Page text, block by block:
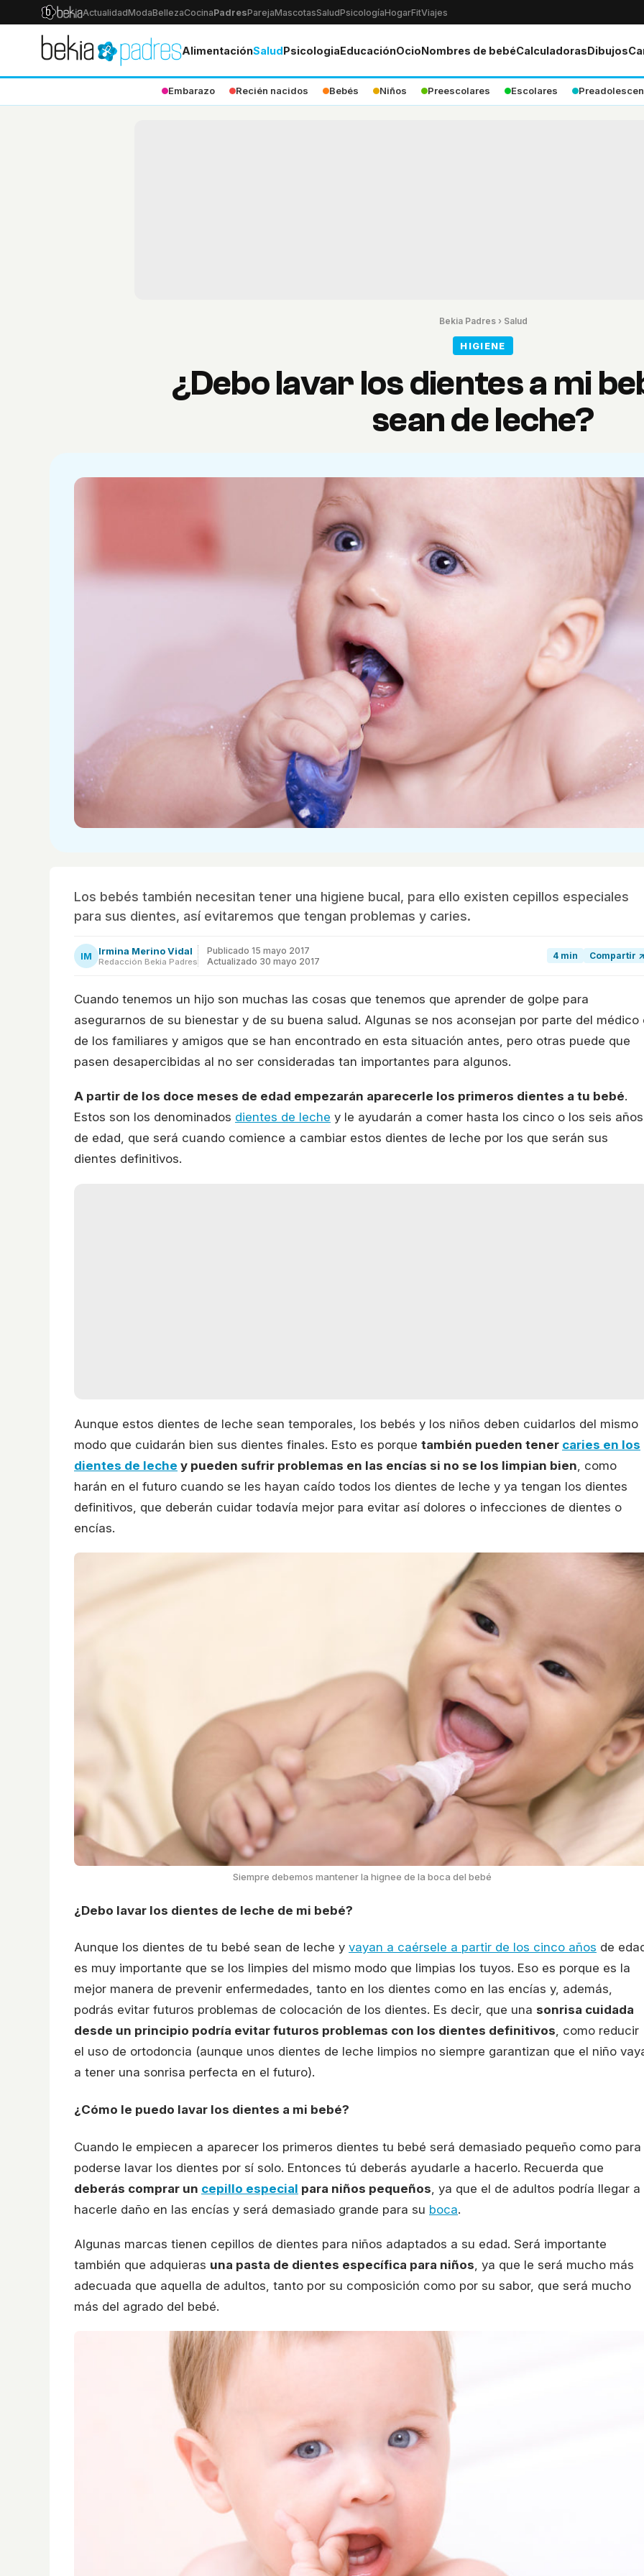
ActualidadModaBellezaCocinaPadresParejaMascotasSaludPsicologíaHogarFitViajes
AlimentaciónSaludPsicologiaEducaciónOcioNombres de bebéCalculadorasDibujos
Embarazo Recién nacidos Bebés Niños Preescolares Escolares
Bekia Padres› Salud
HIGIENE
¿Debo lavar los dientes a mi
sean de leche?
Los bebés también necesitan tener una higiene bucal, para ello existen cepillos especiales
para sus dientes, así evitaremos que tengan problemas y caries.
IM Irmina Merino Vidal
Redacción Bekia Padres
Publicado 15 mayo 2017
Actualizado 30 mayo 2017
4 min Compartir ↗
Cuando tenemos un hijo son muchas las cosas que tenemos que aprender de golpe para
asegurarnos de su bienestar y de su buena salud. Algunas se nos aconsejan por parte del médico
de los familiares y amigos que se han encontrado en esta situación antes, pero otras puede que
pasen desapercibidas al no ser consideradas tan importantes para algunos.
A partir de los doce meses de edad empezarán aparecerle los primeros dientes a tu bebé.
Estos son los denominados dientes de leche y le ayudarán a comer hasta los cinco o los seis años
de edad, que será cuando comience a cambiar estos dientes de leche por los que serán sus
dientes definitivos.
Aunque estos dientes de leche sean temporales, los bebés y los niños deben cuidarlos del mismo
modo que cuidarán bien sus dientes finales. Esto es porque también pueden tener caries en los
dientes de leche y pueden sufrir problemas en las encías si no se los limpian bien , como
harán en el futuro cuando se les hayan caído todos los dientes de leche y ya tengan los dientes
definitivos, que deberán cuidar todavía mejor para evitar así dolores o infecciones de dientes o
encías.
Siempre debemos mantener la hignee de la boca del bebé
¿Debo lavar los dientes de leche de mi bebé?
Aunque los dientes de tu bebé sean de leche y vayan a caérsele a partir de los cinco años de
es muy importante que se los limpies del mismo modo que limpias los tuyos. Eso es porque es la
mejor manera de prevenir enfermedades, tanto en los dientes como en las encías y, además,
podrás evitar futuros problemas de colocación de los dientes. Es decir, que una sonrisa cuidada
desde un principio podría evitar futuros problemas con los dientes definitivos, como reducir
el uso de ortodoncia (aunque unos dientes de leche limpios no siempre garantizan que el niño
a tener una sonrisa perfecta en el futuro).
¿Cómo le puedo lavar los dientes a mi bebé?
Cuando le empiecen a aparecer los primeros dientes tu bebé será demasiado pequeño como para
poderse lavar los dientes por sí solo. Entonces tú deberás ayudarle a hacerlo. Recuerda que
deberás comprar un cepillo especial para niños pequeños , ya que el de adultos podría llegar a
hacerle daño en las encías y será demasiado grande para su boca.
Algunas marcas tienen cepillos de dientes para niños adaptados a su edad. Será importante
también que adquieras una pasta de dientes específica para niños , ya que le será mucho más
adecuada que aquella de adultos, tanto por su composición como por su sabor, que será mucho
más del agrado del bebé.